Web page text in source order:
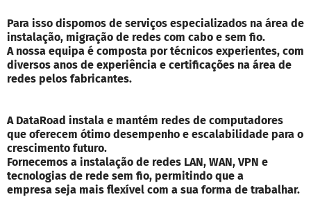
Para isso dispomos de serviços especializados na área de
instalação, migração de redes com cabo e sem fio.
A nossa equipa é composta por técnicos experientes, com
diversos anos de experiência e certificações na área de
redes pelos fabricantes.
A DataRoad instala e mantém redes de computadores
que oferecem ótimo desempenho e escalabilidade para o
crescimento futuro.
Fornecemos a instalação de redes LAN, WAN, VPN e
tecnologias de rede sem fio, permitindo que a
empresa seja mais flexível com a sua forma de trabalhar.